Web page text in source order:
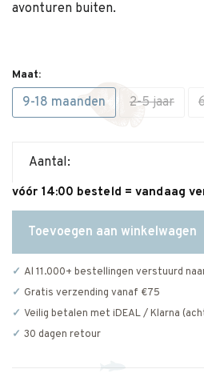
avonturen buiten.
Maat:
9-18 maanden 2-5 jaar
Aantal:
vóór 14:00 besteld = vandaag
Toevoegen aan winkelwagen
Al 11.000+ bestellingen verstuurd
Gratis verzending vanaf €75
Veilig betalen met iDEAL / Klarna
30 dagen retour